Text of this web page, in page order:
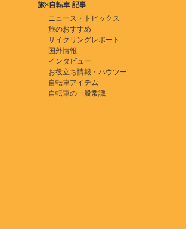
旅×自転車 記事
ニュース・トピックス
旅のおすすめ
サイクリングレポート
国外情報
インタビュー
お役立ち情報・ハウツー
自転車アイテム
自転車の一般常識